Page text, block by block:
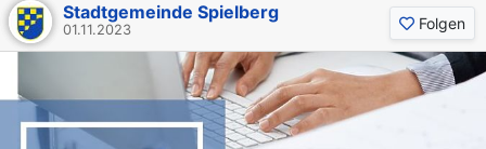
Stadtgemeinde Spielberg
01.11.2023 Folgen